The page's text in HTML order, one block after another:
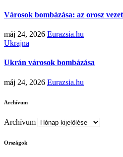
Városok bombázása: az orosz
máj 24, 2026 Eurazsia.hu
Ukrajna
Ukrán városok bombázása
máj 24, 2026 Eurazsia.hu
Archívum
Archívum
Országok